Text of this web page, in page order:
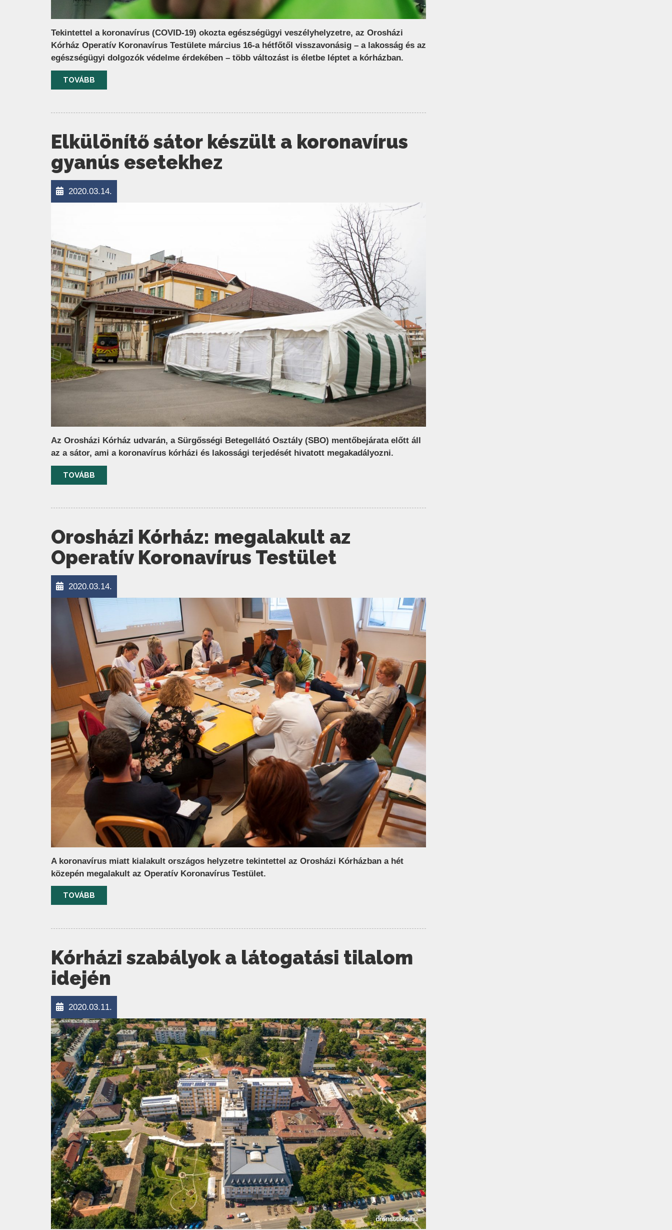
Tekintettel a koronavírus (COVID-19) okozta egészségügyi veszélyhelyzetre, az Orosházi
Kórház Operatív Koronavírus Testülete március 16-a hétfőtől visszavonásig – a lakosság és az
egészségügyi dolgozók védelme érdekében – több változást is életbe léptet a kórházban.
TOVÁBB
Elkülönítő sátor készült a koronavírus
gyanús esetekhez
2020.03.14.
Az Orosházi Kórház udvarán, a Sürgősségi Betegellátó Osztály (SBO) mentőbejárata előtt áll
az a sátor, ami a koronavírus kórházi és lakossági terjedését hivatott megakadályozni.
TOVÁBB
Orosházi Kórház: megalakult az
Operatív Koronavírus Testület
2020.03.14.
A koronavírus miatt kialakult országos helyzetre tekintettel az Orosházi Kórházban a hét
közepén megalakult az Operatív Koronavírus Testület.
TOVÁBB
Kórházi szabályok a látogatási tilalom
idején
2020.03.11.